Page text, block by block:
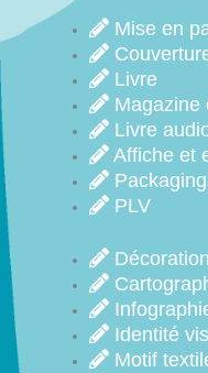
Mise en
Livre
Magazine
Livre
Affiche et
Packaging
PLV
Identité
Motif